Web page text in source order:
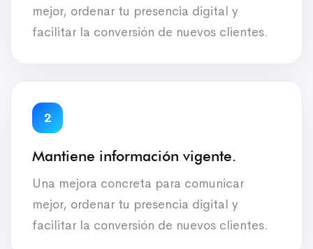
mejor, ordenar tu presencia digital y
facilitar la conversión de nuevos clientes.
2
Mantiene información vigente.
Una mejora concreta para comunicar
mejor, ordenar tu presencia digital y
facilitar la conversión de nuevos clientes.